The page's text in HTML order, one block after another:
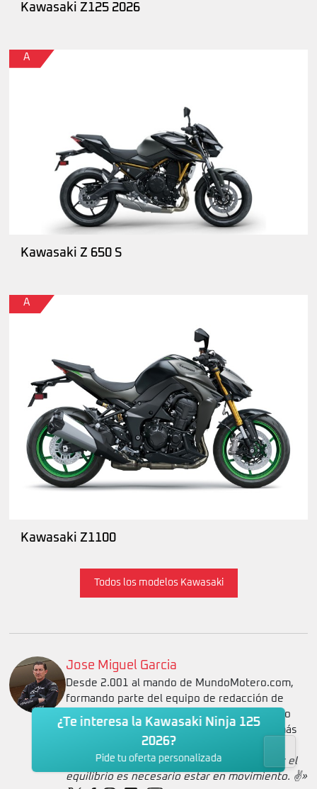
Kawasaki Z125 2026
A
Kawasaki Z 650 S
A
Kawasaki Z1100
Todos los modelos Kawasaki
Jose Miguel Garcia
Desde 2.001 al mando de MundoMotero.com,
formando parte del equipo de redacción de
competición y producto, así como realizando
pruebas de motos y scooters desde hace más
«La vida es como ir en moto: para mantener el
equilibrio es necesario estar en movimiento. ✌️»
¿Te interesa la Kawasaki Ninja 125
2026?
Pide tu oferta personalizada